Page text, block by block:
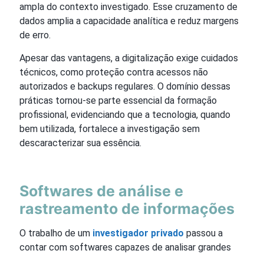
ampla do contexto investigado. Esse cruzamento de
dados amplia a capacidade analítica e reduz margens
de erro.
Apesar das vantagens, a digitalização exige cuidados
técnicos, como proteção contra acessos não
autorizados e backups regulares. O domínio dessas
práticas tornou-se parte essencial da formação
profissional, evidenciando que a tecnologia, quando
bem utilizada, fortalece a investigação sem
descaracterizar sua essência.
Softwares de análise e
rastreamento de informações
O trabalho de um investigador privado passou a
contar com softwares capazes de analisar grandes